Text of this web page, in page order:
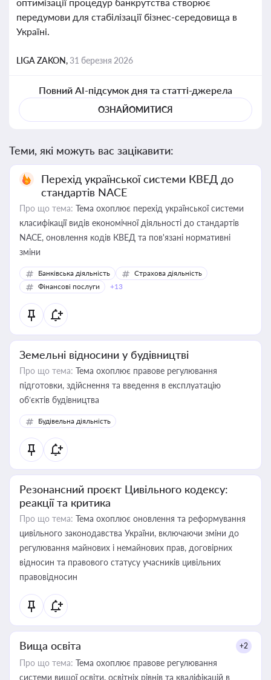
передумови для стабілізації бізнес-середовища в
Україні.
LIGA ZAKON,31 березня 2026
Повний AI-підсумок дня та статті-джерела
ОЗНАЙОМИТИСЯ
Теми, які можуть вас зацікавити:
Перехід української системи КВЕД до
стандартів NACE
Про що тема: Тема охоплює перехід української системи
класифікації видів економічної діяльності до стандартів
NACE, оновлення кодів КВЕД та пов'язані нормативні
зміни
Банківська діяльність
Страхова діяльність
Фінансові послуги
+13
Земельні відносини у будівництві
Про що тема: Тема охоплює правове регулювання
підготовки, здійснення та введення в експлуатацію
об’єктів будівництва
Будівельна діяльність
Резонансний проєкт Цивільного кодексу:
реакції та критика
Про що тема: Тема охоплює оновлення та реформування
цивільного законодавства України, включаючи зміни до
регулювання майнових і немайнових прав, договірних
відносин та правового статусу учасників цивільних
правовідносин
Вища освіта +2
Про що тема: Тема охоплює правове регулювання
системи вищої освіти, освітніх рівнів та кваліфікацій в